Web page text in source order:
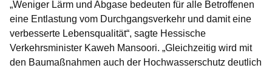
„Weniger Lärm und Abgase bedeuten für alle Betroffenen
eine Entlastung vom Durchgangsverkehr und damit eine
verbesserte Lebensqualität“, sagte Hessische
Verkehrsminister Kaweh Mansoori. „Gleichzeitig wird mit
den Baumaßnahmen auch der Hochwasserschutz deutlich